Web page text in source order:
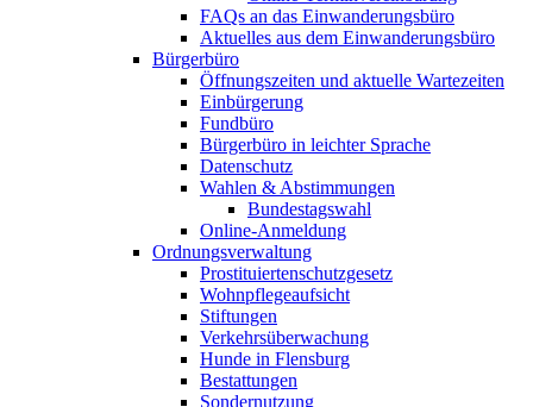
FAQs an das Einwanderungsbüro
Aktuelles aus dem Einwanderungsbüro
Bürgerbüro
Öffnungszeiten und aktuelle Wartezeiten
Einbürgerung
Fundbüro
Bürgerbüro in leichter Sprache
Datenschutz
Wahlen & Abstimmungen
Bundestagswahl
Online-Anmeldung
Ordnungsverwaltung
Prostituiertenschutzgesetz
Wohnpflegeaufsicht
Stiftungen
Verkehrsüberwachung
Hunde in Flensburg
Bestattungen
Sondernutzung